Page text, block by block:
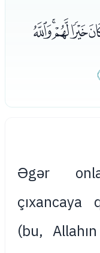
Əgər
çıxancaya
(bu,